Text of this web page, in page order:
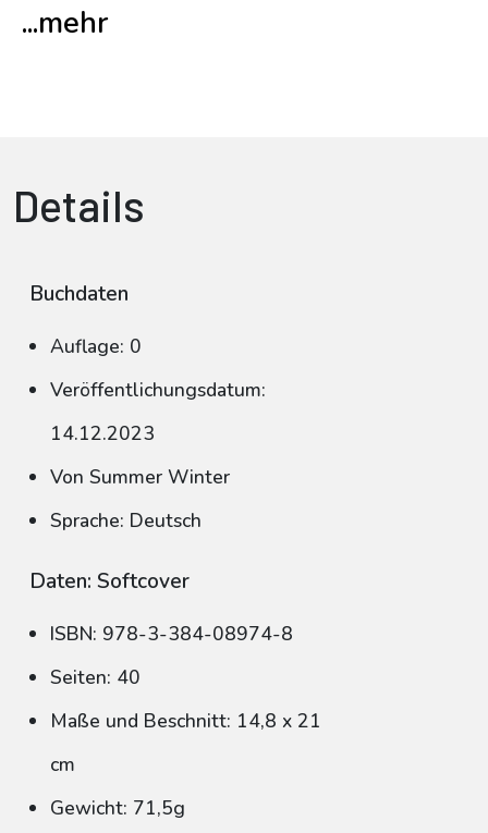
...mehr
Details
Buchdaten
Auflage: 0
Veröffentlichungsdatum:
14.12.2023
Von Summer Winter
Sprache: Deutsch
Daten: Softcover
ISBN: 978-3-384-08974-8
Seiten: 40
Maße und Beschnitt: 14,8 x 21
cm
Gewicht: 71,5g